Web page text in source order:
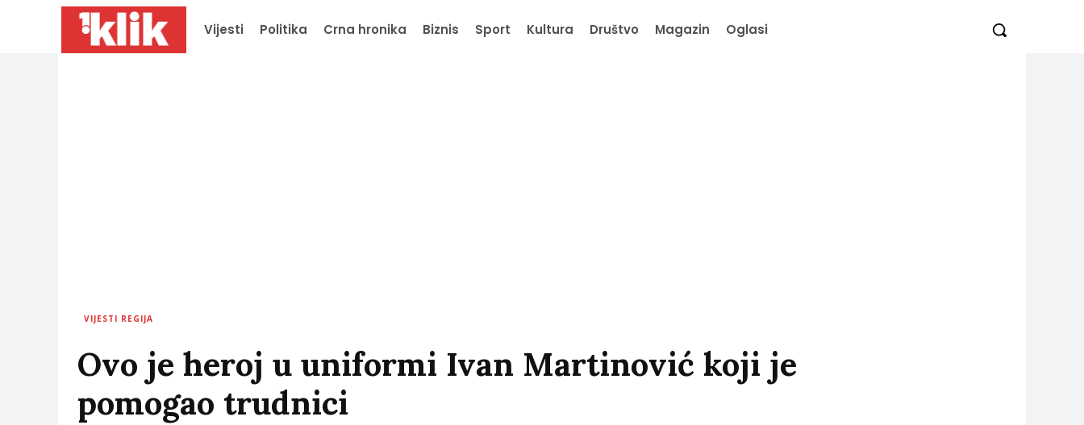
Vijesti Politika Crna hronika Biznis Sport Kultura Društvo Magazin Oglasi
VIJESTI REGIJA
Ovo je heroj u uniformi Ivan Martinović koji je
pomogao trudnici